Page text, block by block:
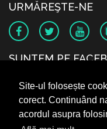
Site-ul folosește
corect. Continuând
acordul asupra
URMĂREŞTE-NE
SUNTEM PE